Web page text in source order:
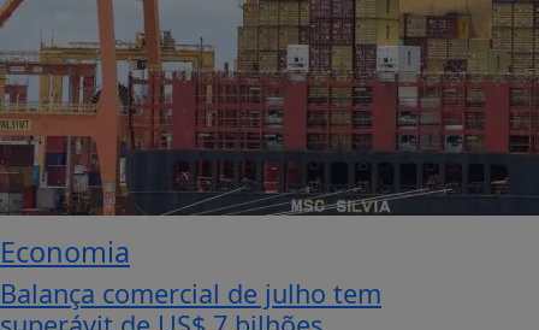
Economia
Balança comercial de julho tem